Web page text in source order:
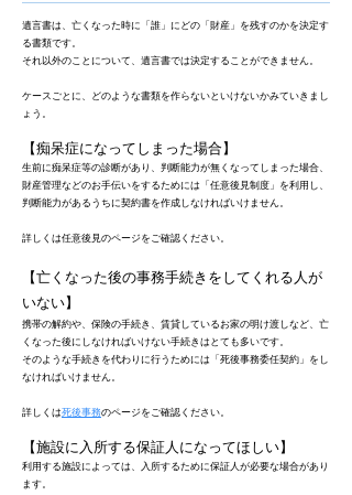
遺言書は、亡くなった時に「誰」にどの「財産」を残すのかを決定す
る書類です。
それ以外のことについて、遺言書では決定することができません。
ケースごとに、どのような書類を作らないといけないかみていきまし
ょう。
【痴呆症になってしまった場合】
生前に痴呆症等の診断があり、判断能力が無くなってしまった場合、
財産管理などのお手伝いをするためには「任意後見制度」を利用し、
判断能力があるうちに契約書を作成しなければいけません。
詳しくは任意後見のページをご確認ください。
【亡くなった後の事務手続きをしてくれる人が
いない】
携帯の解約や、保険の手続き、賃貸しているお家の明け渡しなど、亡
くなった後にしなければいけない手続きはとても多いです。
そのような手続きを代わりに行うためには「死後事務委任契約」をし
なければいけません。
詳しくは死後事務のページをご確認ください。
【施設に入所する保証人になってほしい】
利用する施設によっては、入所するために保証人が必要な場合があり
ます。